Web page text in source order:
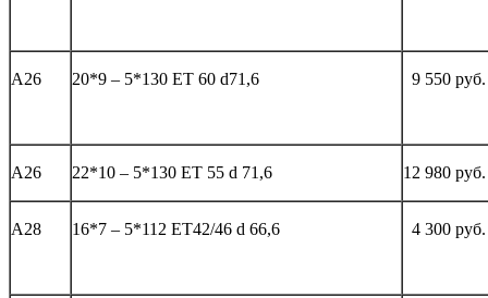
А26 20*9 – 5*130 ЕТ 60 d71,6 9 550 руб.
А26 22*10 – 5*130 ЕТ 55 d 71,6 12 980 руб.
А28 16*7 – 5*112 ЕТ42/46 d 66,6 4 300 руб.